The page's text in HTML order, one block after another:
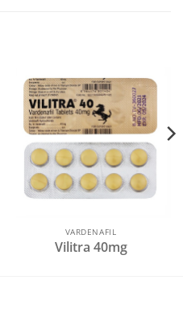
VARDENAFIL
Vilitra 40mg